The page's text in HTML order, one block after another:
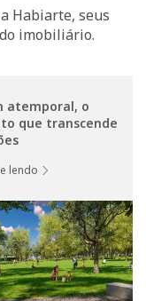
Habiarte, seus
imobiliário.
atemporal, o
que transcende
lendo